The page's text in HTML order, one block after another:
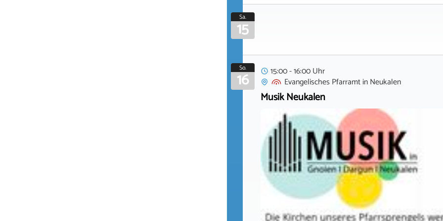
Sa.
15
So.
16
15:00 - 16:00 Uhr
Evangelisches PfarramtinNeukalen
Musik Neukalen